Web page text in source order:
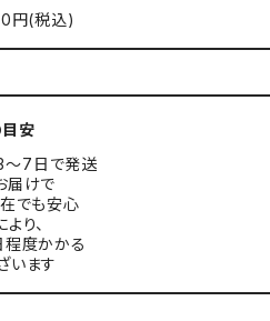
円(税込)
安
〜7日で発送
届けで
でも安心
り、
度かかる
います